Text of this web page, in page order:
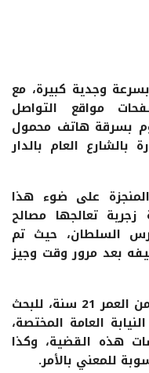
وجدية كبيرة، مع
مواقع التواصل
بسرقة هاتف محمول
العام بالدار
على ضوء هذا
تعالجها مصالح
السلطان، حيث تم
بعد مرور وقت وجيز
وقد تم إخضاع المشتبه به، البالغ من العمر 21 سنة، للبحث
العامة المختصة،
هذه القضية، وكذا
للمعني بالأمر.